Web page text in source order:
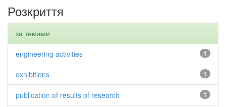
Розкриття
за темами
1
engineering activities
1
exhibitions
1
publication of results of research